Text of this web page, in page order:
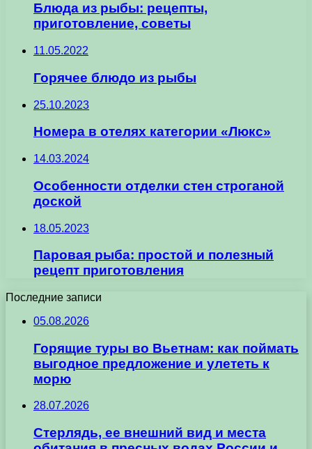
Блюда из рыбы: рецепты,
приготовление, советы
11.05.2022
Горячее блюдо из рыбы
25.10.2023
Номера в отелях категории «Люкс»
14.03.2024
Особенности отделки стен строганой
доской
18.05.2023
Паровая рыба: простой и полезный
рецепт приготовления
Последние записи
05.08.2026
Горящие туры во Вьетнам: как поймать
выгодное предложение и улететь к
морю
28.07.2026
Стерлядь, ее внешний вид и места